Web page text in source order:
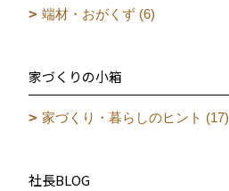
端材・おがくず (6)
家づくりの小箱
家づくり・暮らしのヒント (17)
社長BLOG